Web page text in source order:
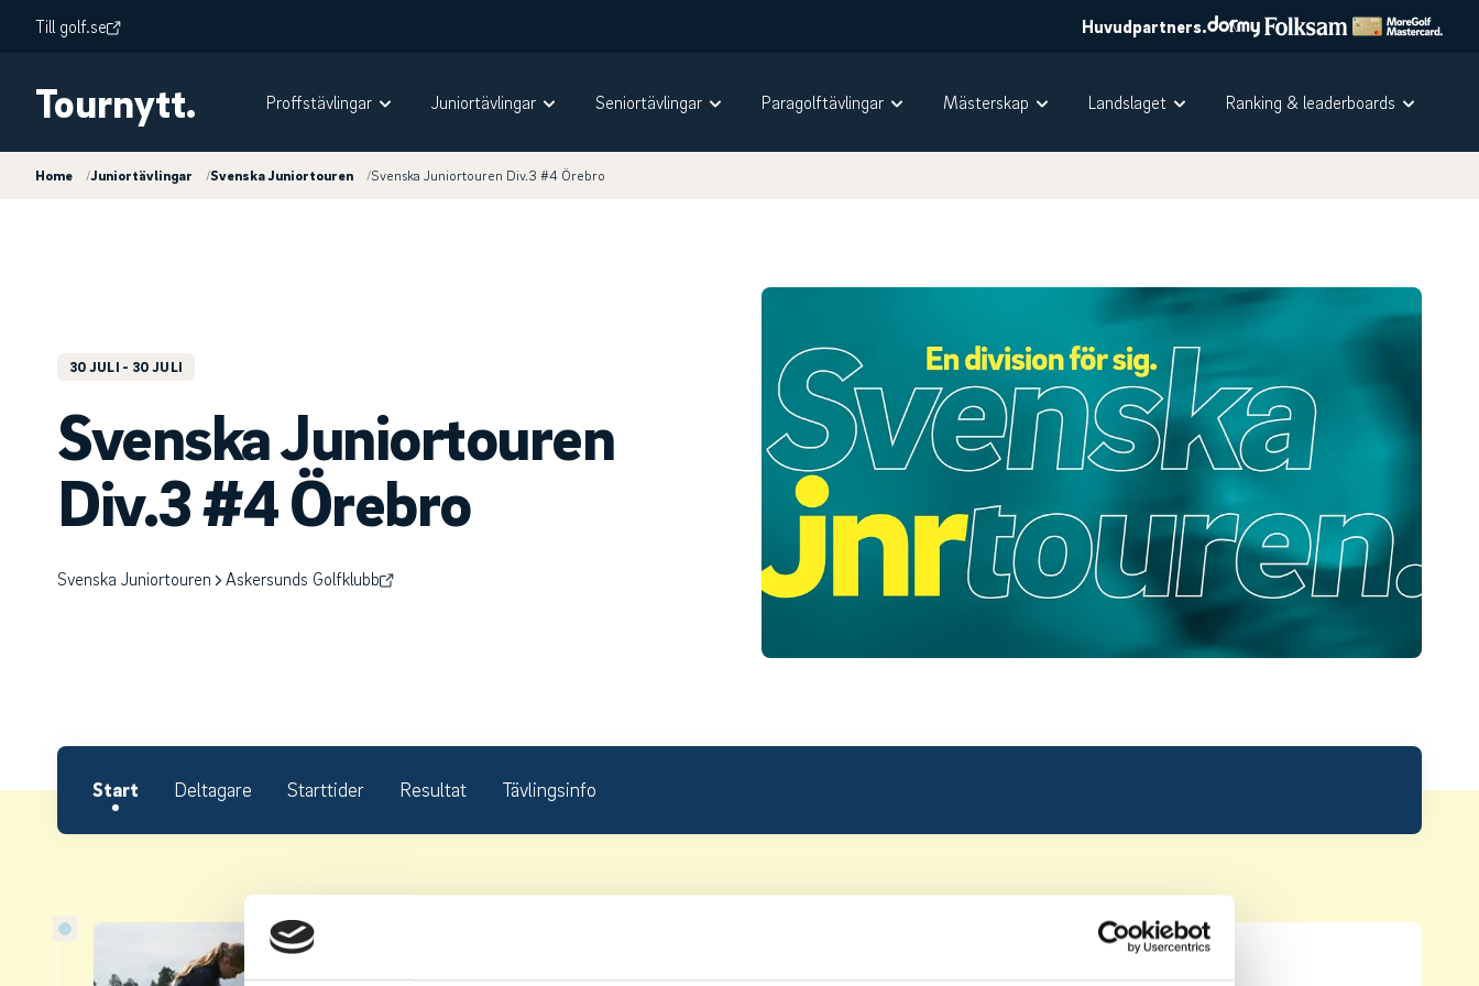
Till golf.se Huvudpartners.
Tournytt. Proffstävlingar Juniortävlingar Seniortävlingar Paragolftävlingar Mästerskap Landslaget Ranking & leaderboards
Home /Juniortävlingar /Svenska Juniortouren /Svenska Juniortouren Div.3 #4 Örebro
30 JULI - 30 JULI
Svenska Juniortouren
Div.3 #4 Örebro
Svenska Juniortouren Askersunds Golfklubb
Start Deltagare Starttider Resultat Tävlingsinfo
Om Svenska Juniortouren Division
Leaderboard.